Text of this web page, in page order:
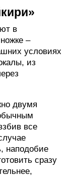
в
–
условиях
из
двумя
все
наподобие
сразу